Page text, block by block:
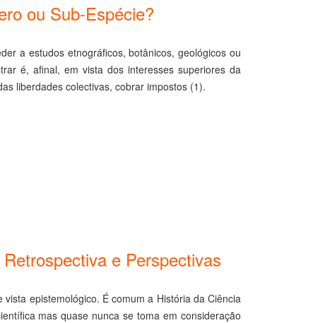
ou Sub-Espécie?
a estudos etnográficos, botânicos, geológicos ou
é, afinal, em vista dos interesses superiores da
liberdades colectivas, cobrar impostos (1).
e Perspectivas
epistemológico. É comum a História da Ciência
mas quase nunca se toma em consideração